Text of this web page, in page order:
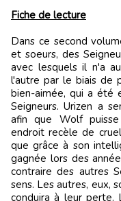
Fiche de lecture
Dans ce second
et soeurs, des
avec lesquels il n'a
l'autre par le biais de
bien-aimée, qui a été
Seigneurs. Urizen a
afin que Wolf
endroit recèle de
que grâce à son
gagnée lors des
contraire des autres
sens. Les autres, eux,
conduira à leur perte.